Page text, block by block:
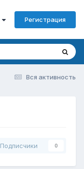
Регистрация
Вся активность
Подписчики 0